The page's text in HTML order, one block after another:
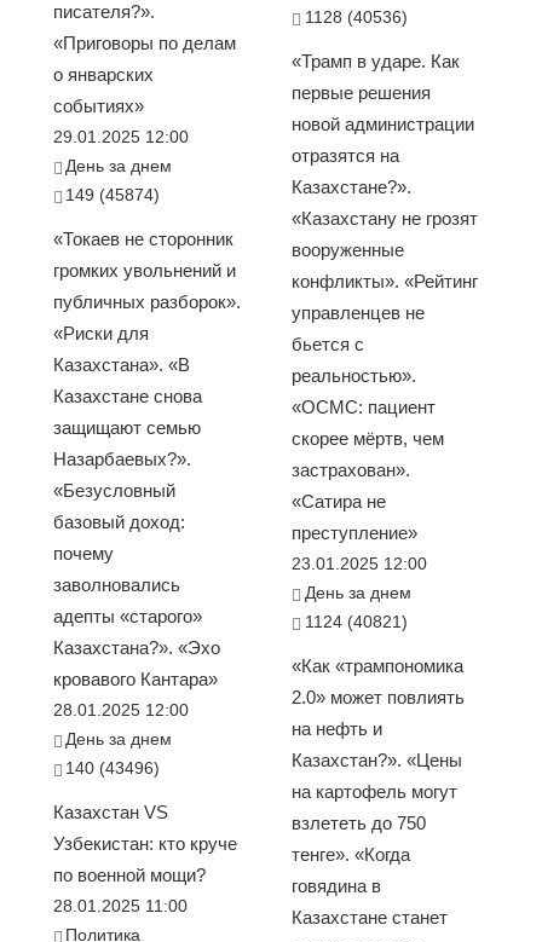
писателя?».
«Приговоры по делам
о январских
событиях»
29.01.2025 12:00
День за днем
149 (45874)
«Токаев не сторонник
громких увольнений и
публичных разборок».
«Риски для
Казахстана». «В
Казахстане снова
защищают семью
Назарбаевых?».
«Безусловный
базовый доход:
почему
заволновались
адепты «старого»
Казахстана?». «Эхо
кровавого Кантара»
28.01.2025 12:00
День за днем
140 (43496)
Казахстан VS
Узбекистан: кто круче
по военной мощи?
28.01.2025 11:00
Политика
1128 (40536)
«Трамп в ударе. Как
первые решения
новой администрации
отразятся на
Казахстане?».
«Казахстану не грозят
вооруженные
конфликты». «Рейтинг
управленцев не
бьется с
реальностью».
«ОСМС: пациент
скорее мёртв, чем
застрахован».
«Сатира не
преступление»
23.01.2025 12:00
День за днем
1124 (40821)
«Как «трампономика
2.0» может повлиять
на нефть и
Казахстан?». «Цены
на картофель могут
взлететь до 750
тенге». «Когда
говядина в
Казахстане станет